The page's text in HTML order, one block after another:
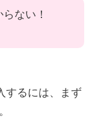
ない！
するには、まず